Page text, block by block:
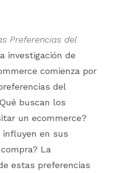
Preferencias del
investigación de
comienza por
del
buscan los
un ecommerce?
influyen en sus
La
estas preferencias